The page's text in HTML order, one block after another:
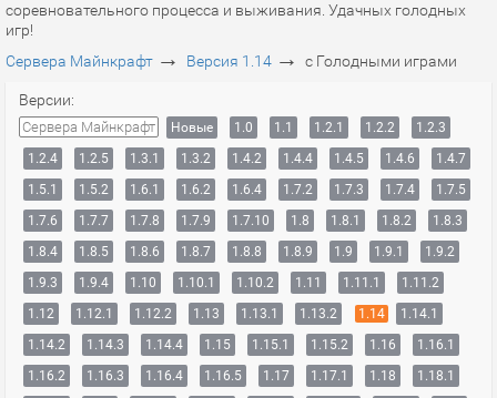
соревновательного процесса и выживания. Удачных голодных
игр!
Сервера Майнкрафт → Версия 1.14 → с Голодными играми
Версии:
Сервера Майнкрафт Новые 1.0 1.1 1.2.1 1.2.2
1.2.3
1.2.4
1.2.5 1.3.1 1.3.2 1.4.2 1.4.4 1.4.5 1.4.6
1.4.7
1.5.1
1.5.2 1.6.1 1.6.2 1.6.4 1.7.2 1.7.3 1.7.4
1.7.5
1.7.6
1.7.7 1.7.8 1.7.9 1.7.10 1.8 1.8.1 1.8.2
1.8.3
1.8.4
1.8.5 1.8.6 1.8.7 1.8.8 1.8.9 1.9 1.9.1
1.9.2
1.9.3
1.9.4 1.10 1.10.1 1.10.2 1.11 1.11.1
1.11.2
1.12
1.12.1 1.12.2 1.13 1.13.1 1.13.2 1.14
1.14.1
1.14.2
1.14.3 1.14.4 1.15 1.15.1 1.15.2 1.16
1.16.1
1.16.2
1.16.3 1.16.4 1.16.5 1.17 1.17.1 1.18
1.18.1